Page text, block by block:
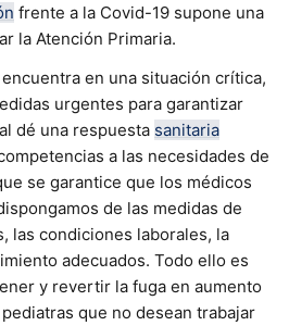
frente a la Covid-19 supone una
la Atención Primaria.
en una situación crítica,
urgentes para garantizar
dé una respuesta sanitaria
a las necesidades de
se garantice que los médicos
de las medidas de
las condiciones laborales, la
adecuados. Todo ello es
y revertir la fuga en aumento
que no desean trabajar